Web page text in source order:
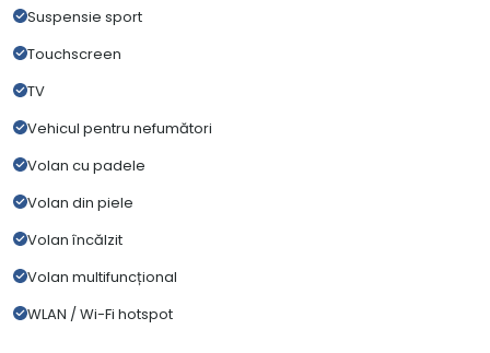
Suspensie sport
Touchscreen
TV
Vehicul pentru nefumători
Volan cu padele
Volan din piele
Volan încălzit
Volan multifuncțional
WLAN / Wi-Fi hotspot